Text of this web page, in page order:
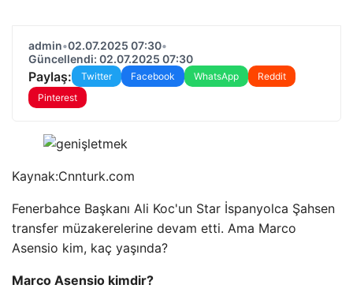
admin•02.07.2025 07:30•
Güncellendi: 02.07.2025 07:30
Paylaş: Twitter Facebook WhatsApp
Reddit
Pinterest
Kaynak:Cnnturk.com
Fenerbahce Başkanı Ali Koc'un Star İspanyolca Şahsen
transfer müzakerelerine devam etti. Ama Marco
Asensio kim, kaç yaşında?
Marco Asensio kimdir?